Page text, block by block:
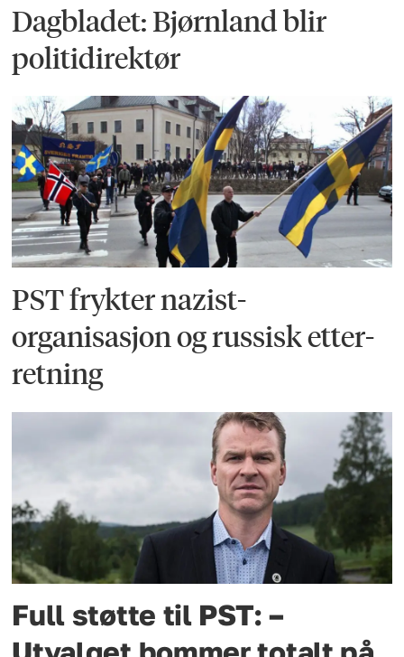
Dagbladet: Bjørnland blir
politidirektør
PST frykter nazist­
organisasjon og russisk etter­
retning
Full støtte til PST: –